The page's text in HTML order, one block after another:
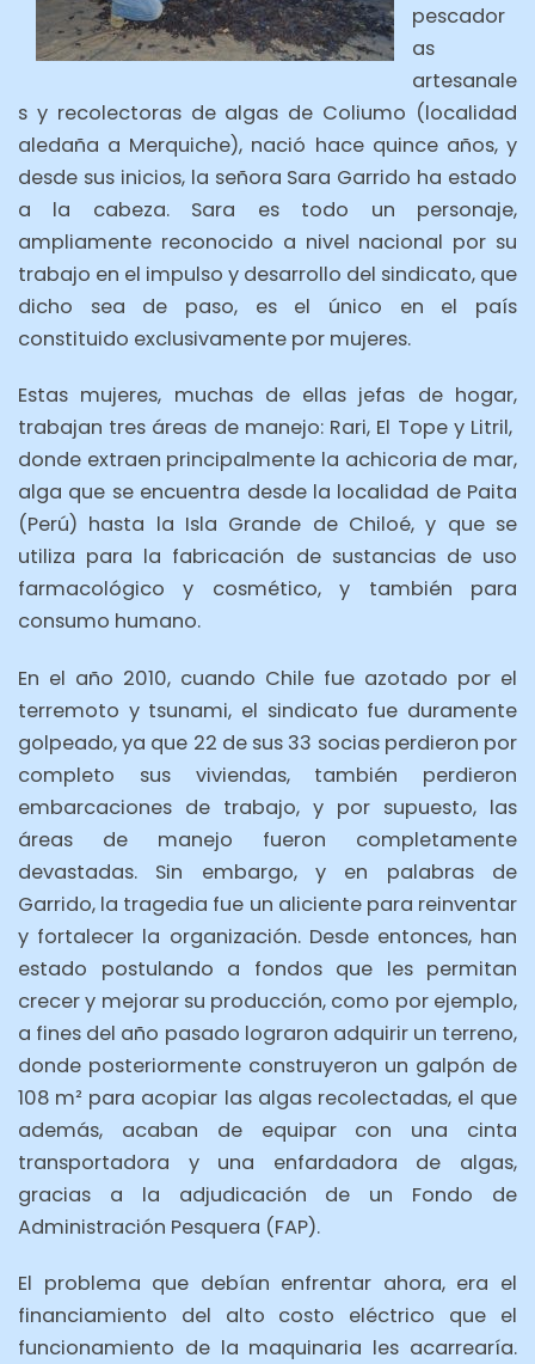
pescador
as
artesanale
s y recolectoras de algas de Coliumo (localidad
aledaña a Merquiche), nació hace quince años, y
desde sus inicios, la señora Sara Garrido ha estado
a la cabeza. Sara es todo un personaje,
ampliamente reconocido a nivel nacional por su
trabajo en el impulso y desarrollo del sindicato, que
dicho sea de paso, es el único en el país
constituido exclusivamente por mujeres.
Estas mujeres, muchas de ellas jefas de hogar,
trabajan tres áreas de manejo: Rari, El Tope y Litril,
donde extraen principalmente la achicoria de mar,
alga que se encuentra desde la localidad de Paita
(Perú) hasta la Isla Grande de Chiloé, y que se
utiliza para la fabricación de sustancias de uso
farmacológico y cosmético, y también para
consumo humano.
En el año 2010, cuando Chile fue azotado por el
terremoto y tsunami, el sindicato fue duramente
golpeado, ya que 22 de sus 33 socias perdieron por
completo sus viviendas, también perdieron
embarcaciones de trabajo, y por supuesto, las
áreas de manejo fueron completamente
devastadas. Sin embargo, y en palabras de
Garrido, la tragedia fue un aliciente para reinventar
y fortalecer la organización. Desde entonces, han
estado postulando a fondos que les permitan
crecer y mejorar su producción, como por ejemplo,
a fines del año pasado lograron adquirir un terreno,
donde posteriormente construyeron un galpón de
108 m² para acopiar las algas recolectadas, el que
además, acaban de equipar con una cinta
transportadora y una enfardadora de algas,
gracias a la adjudicación de un Fondo de
Administración Pesquera (FAP).
El problema que debían enfrentar ahora, era el
financiamiento del alto costo eléctrico que el
funcionamiento de la maquinaria les acarrearía.